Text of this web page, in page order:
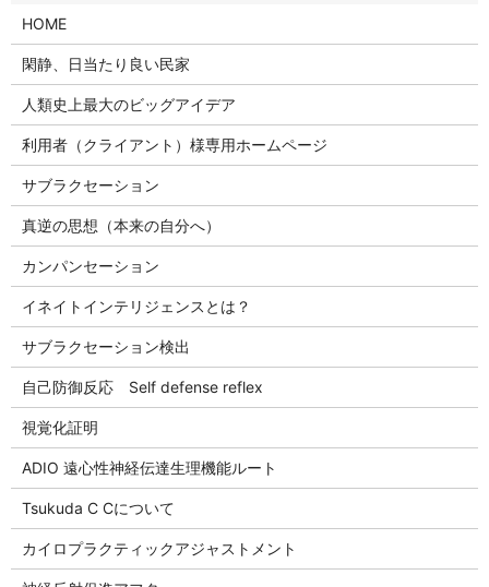
HOME
閑静、日当たり良い民家
人類史上最大のビッグアイデア
利用者（クライアント）様専用ホームページ
サブラクセーション
真逆の思想（本来の自分へ）
カンパンセーション
イネイトインテリジェンスとは？
サブラクセーション検出
自己防御反応 Self defense reflex
視覚化証明
ADIO 遠心性神経伝達生理機能ルート
Tsukuda C Cについて
カイロプラクティックアジャストメント